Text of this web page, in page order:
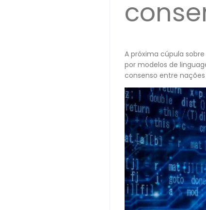
A próxima cúpula
por modelos de
consenso entre